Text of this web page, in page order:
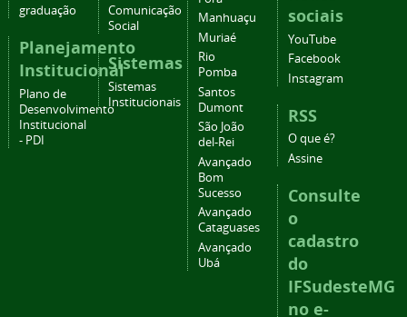
graduação
Planejamento
Institucional
Plano de
Desenvolvimento
Institucional
- PDI
Comunicação
Social
Sistemas
Sistemas
Institucionais
Manhuaçu
Muriaé
Rio
Pomba
Santos
Dumont
São João
del-Rei
Avançado
Bom
Sucesso
Avançado
Cataguases
Avançado
Ubá
sociais
YouTube
Facebook
Instagram
RSS
O que é?
Assine
Consulte
o
cadastro
do
IFSudesteMG
no e-